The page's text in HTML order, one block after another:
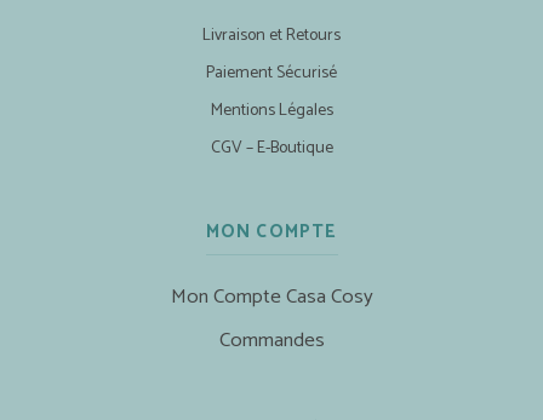
Livraison et Retours
Paiement Sécurisé
Mentions Légales
CGV – E-Boutique
MON COMPTE
Mon Compte Casa Cosy
Commandes